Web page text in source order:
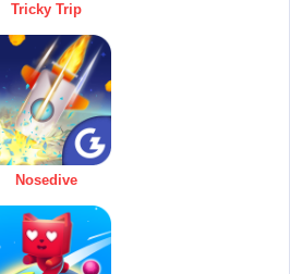
Tricky Trip
Nosedive